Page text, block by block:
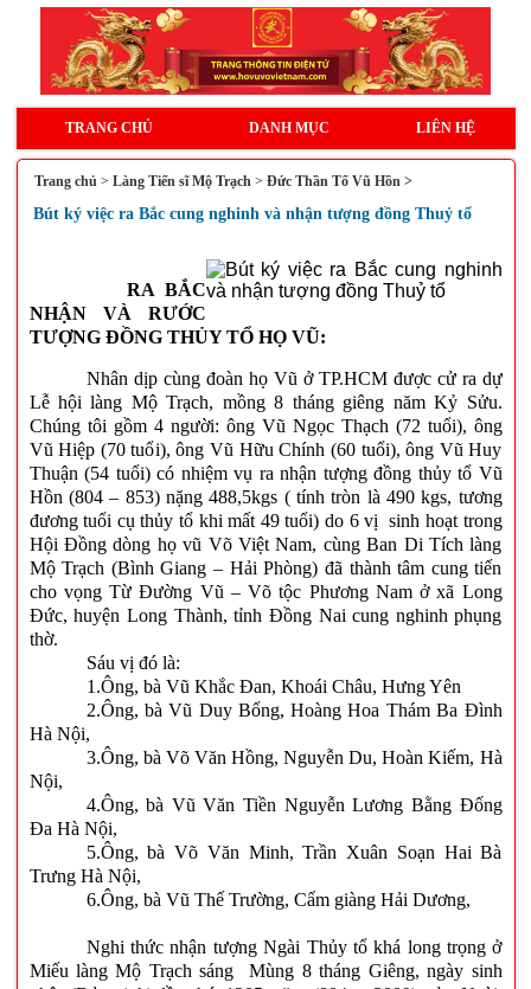
TRANG CHỦ DANH MỤC LIÊN HỆ
Trang chủ > Làng Tiến sĩ Mộ Trạch> Đức Thần Tổ Vũ Hồn >
Bút ký việc ra Bắc cung nghinh và nhận tượng đồng Thuỷ tổ
RA BẮC
NHẬN VÀ RƯỚC
TƯỢNG ĐỒNG THỦY TỔ HỌ VŨ:
Nhân dịp cùng đoàn họ Vũ ở TP.HCM được cử ra dự
Lễ hội làng Mộ Trạch, mồng 8 tháng giêng năm Kỷ Sửu.
Chúng tôi gồm 4 người: ông Vũ Ngọc Thạch (72 tuổi), ông
Vũ Hiệp (70 tuổi), ông Vũ Hữu Chính (60 tuổi), ông Vũ Huy
Thuận (54 tuổi) có nhiệm vụ ra nhận tượng đồng thủy tổ Vũ
Hồn (804 – 853) nặng 488,5kgs ( tính tròn là 490 kgs, tương
đương tuổi cụ thủy tổ khi mất 49 tuổi) do 6 vị sinh hoạt trong
Hội Đồng dòng họ vũ Võ Việt Nam, cùng Ban Di Tích làng
Mộ Trạch (Bình Giang – Hải Phòng) đã thành tâm cung tiến
cho vọng Từ Đường Vũ – Võ tộc Phương Nam ở xã Long
Đức, huyện Long Thành, tỉnh Đồng Nai cung nghinh phụng
thờ.
Sáu vị đó là:
1.Ông, bà Vũ Khắc Đan, Khoái Châu, Hưng Yên
2.Ông, bà Vũ Duy Bổng, Hoàng Hoa Thám Ba Đình
Hà Nội,
3.Ông, bà Võ Văn Hồng, Nguyễn Du, Hoàn Kiếm, Hà
Nội,
4.Ông, bà Vũ Văn Tiền Nguyễn Lương Bằng Đống
Đa Hà Nội,
5.Ông, bà Võ Văn Minh, Trần Xuân Soạn Hai Bà
Trưng Hà Nội,
6.Ông, bà Vũ Thế Trường, Cẩm giàng Hải Dương,
Nghi thức nhận tượng Ngài Thủy tổ khá long trọng ở
Miếu làng Mộ Trạch sáng Mùng 8 tháng Giêng, ngày sinh